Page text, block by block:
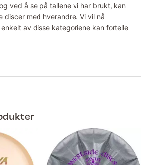
ved å se på tallene vi har brukt, kan
discer med hverandre. Vi vil nå
av disse kategoriene kan fortelle